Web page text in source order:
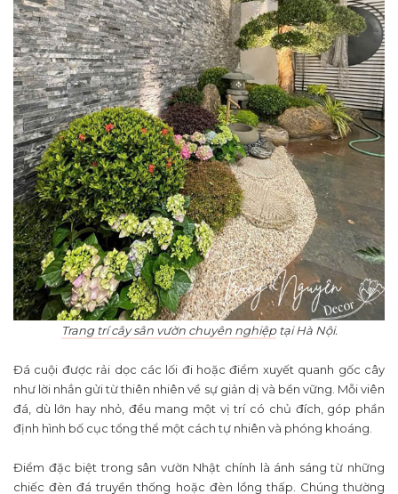
Trang trí cây sân vườn chuyên nghiệptại Hà Nội.
Đá cuội được rải dọc các lối đi hoặc điểm xuyết quanh gốc cây
như lời nhắn gửi từ thiên nhiên về sự giản dị và bền vững. Mỗi viên
đá, dù lớn hay nhỏ, đều mang một vị trí có chủ đích, góp phần
định hình bố cục tổng thể một cách tự nhiên và phóng khoáng.
Điểm đặc biệt trong sân vườn Nhật chính là ánh sáng từ những
chiếc đèn đá truyền thống hoặc đèn lồng thấp. Chúng thường